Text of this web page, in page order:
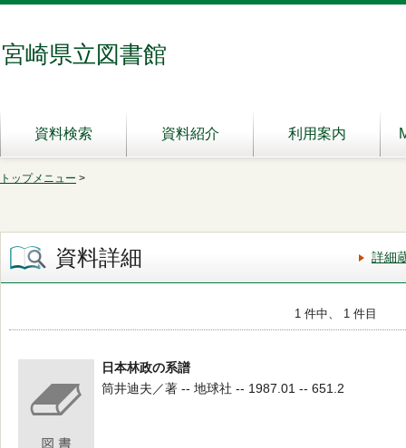
宮崎県立図書館
資料検索 資料紹介 利用案内
トップメニュー >
資料詳細 詳細
1 件中、 1 件目
日本林政の系譜
筒井迪夫／著 -- 地球社 -- 1987.01 -- 651.2